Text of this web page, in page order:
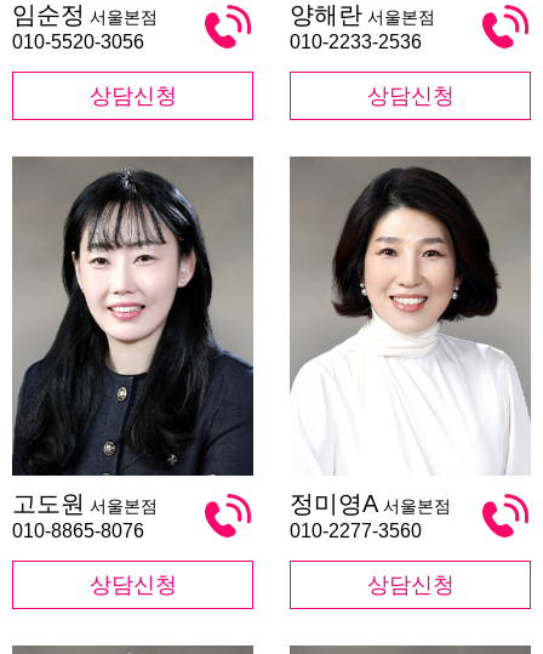
순
정
임순정 서울본점
010-5520-3056
상담신청
해
란
양해란 서울본점
010-2233-2536
상담신청
도
원
고도원 서울본점
010-8865-8076
상담신청
미
영
정미영A 서울본점
010-2277-3560
상담신청